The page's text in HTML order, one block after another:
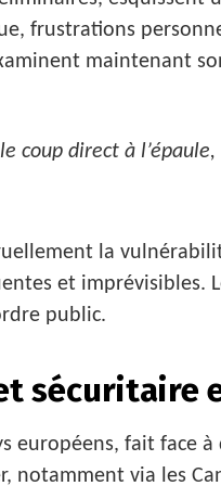
frustrations
maintenant
coup direct à
la
et imprévisibles.
public.
sécuritaire
européens, fait face
notamment via les